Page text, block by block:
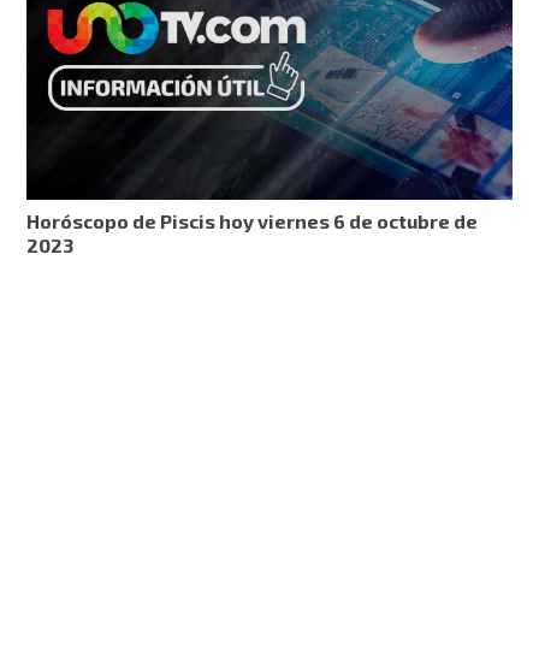
Horóscopo de Piscis hoy viernes 6 de octubre de
2023